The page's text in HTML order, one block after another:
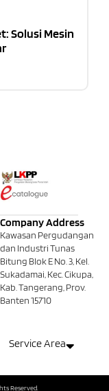
Solusi Mesin
Company Address
Kawasan Pergudangan
dan Industri Tunas
Bitung Blok E No. 3, Kel.
Sukadamai, Kec. Cikupa,
Kab. Tangerang, Prov.
Banten 15710
Service Area
Reserved.